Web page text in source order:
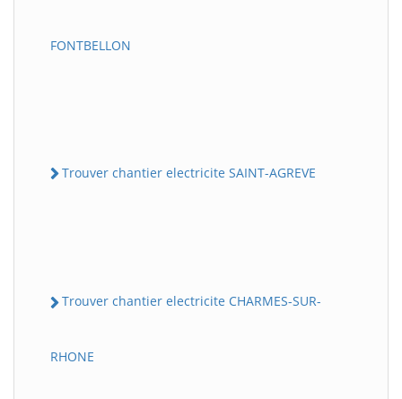
FONTBELLON
Trouver chantier electricite SAINT-AGREVE
Trouver chantier electricite CHARMES-SUR-
RHONE